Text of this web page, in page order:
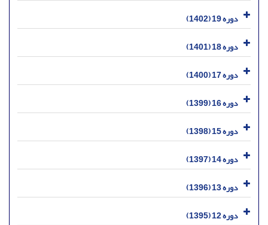
دوره 19 (1402)
دوره 18 (1401)
دوره 17 (1400)
دوره 16 (1399)
دوره 15 (1398)
دوره 14 (1397)
دوره 13 (1396)
دوره 12 (1395)